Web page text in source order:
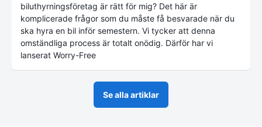
biluthyrningsföretag är rätt för mig? Det här är
komplicerade frågor som du måste få besvarade när du
ska hyra en bil inför semestern. Vi tycker att denna
omständliga process är totalt onödig. Därför har vi
lanserat Worry-Free
Se alla artiklar